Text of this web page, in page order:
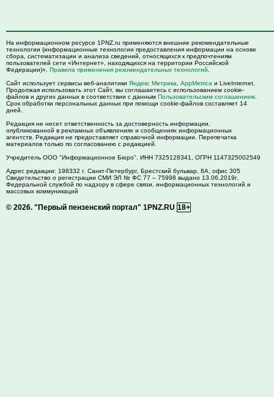
На информационном ресурсе 1PNZ.ru применяются внешние рекомендательные
технологии (информационные технологии предоставления информации на основе
сбора, систематизации и анализа сведений, относящихся к предпочтениям
пользователей сети «Интернет», находящихся на территории Российской
Федерации)». Правила применения рекомендательных технологий
Сайт использует сервисы веб-аналитики Яндекс Метрика AppMetrica и LiveInternet.
Продолжая использовать этот Сайт, вы соглашаетесь с использованием cookie-
файлов и других данных в соответствии с данным Пользовательским соглашением
Срок обработки персональных данных при помощи cookie-файлов составляет 14
дней.
Редакция не несет ответственность за достоверность информации,
опубликованной в рекламных объявлениях и сообщениях информационных
агентств. Редакция не предоставляет справочной информации. Перепечатка
материалов только по согласованию с редакцией.
Учредитель ООО "Информационное Бюро". ИНН 7325128341, ОГРН 1147325002549
Адрес редакции: 198332 г. Санкт-Петербург, Брестский бульвар, 8А, офис 305
Свидетельство о регистрации СМИ ЭЛ № ФС 77 – 75998 выдано 13.06.2019г.
Федеральной службой по надзору в сфере связи, информационных технологий и
массовых коммуникаций
© 2026. "Первый пензенский портал" 1PNZ.RU 18+